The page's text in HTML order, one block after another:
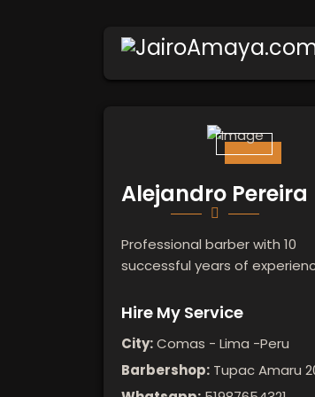
Alejandro Pereira
Professional barber with 10
successful years of
Hire My Service
City:Comas - Lima -Peru
Barbershop: Tupac Amaru